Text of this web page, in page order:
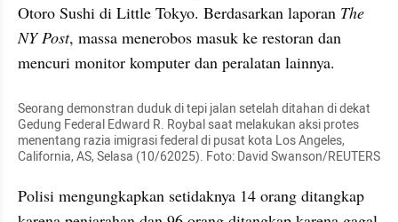
Otoro Sushi di Little Tokyo. Berdasarkan laporan The
NY Post, massa menerobos masuk ke restoran dan
mencuri monitor komputer dan peralatan lainnya.
Seorang demonstran duduk di tepi jalan setelah ditahan di dekat
Gedung Federal Edward R. Roybal saat melakukan aksi protes
menentang razia imigrasi federal di pusat kota Los Angeles,
California, AS, Selasa (10/62025). Foto: David Swanson/REUTERS
Polisi mengungkapkan setidaknya 14 orang ditangkap